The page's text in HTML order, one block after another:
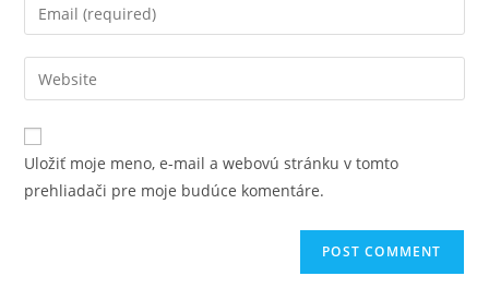
Uložiť moje meno, e-mail a webovú stránku v tomto
prehliadači pre moje budúce komentáre.